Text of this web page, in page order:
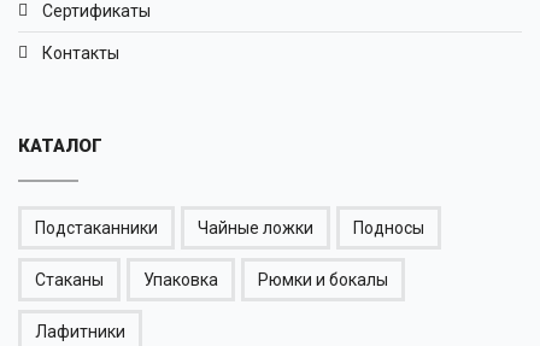
Сертификаты
Контакты
КАТАЛОГ
Подстаканники Чайные ложки Подносы
Стаканы Упаковка Рюмки и бокалы
Лафитники